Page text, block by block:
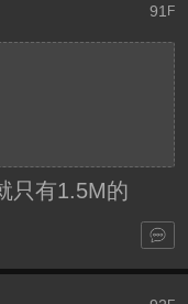
91 F
只有1.5M的